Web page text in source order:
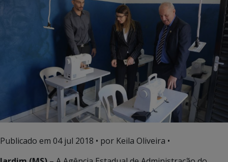
Publicado em 04 jul 2018 • por Keila Oliveira •